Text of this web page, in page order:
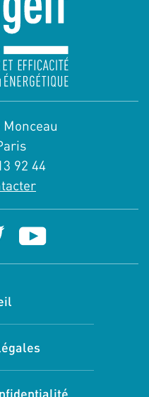
92 44